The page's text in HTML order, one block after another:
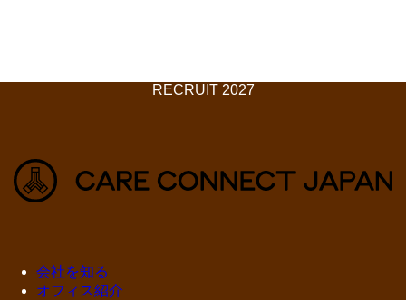
RECRUIT 2027
会社を知る
オフィス紹介